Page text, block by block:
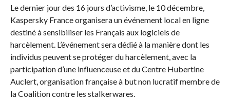
Le dernier jour des 16 jours d’activisme, le 10 décembre,
Kaspersky France organisera un événement local en ligne
destiné à sensibiliser les Français aux logiciels de
harcèlement. L’événement sera dédié à la manière dont les
individus peuvent se protéger du harcèlement, avec la
participation d’une influenceuse et du Centre Hubertine
Auclert, organisation française à but non lucratif membre de
la Coalition contre les stalkerwares.